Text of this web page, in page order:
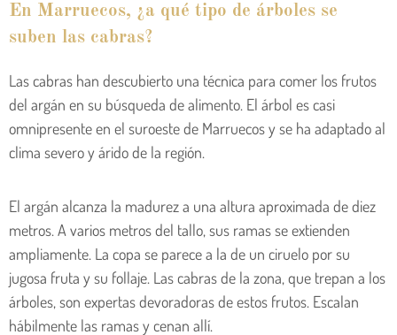
En Marruecos, ¿a qué tipo de árboles se
suben las cabras?
Las cabras han descubierto una técnica para comer los frutos
del argán en su búsqueda de alimento. El árbol es casi
omnipresente en el suroeste de Marruecos y se ha adaptado al
clima severo y árido de la región.
El argán alcanza la madurez a una altura aproximada de diez
metros. A varios metros del tallo, sus ramas se extienden
ampliamente. La copa se parece a la de un ciruelo por su
jugosa fruta y su follaje. Las cabras de la zona, que trepan a los
árboles, son expertas devoradoras de estos frutos. Escalan
hábilmente las ramas y cenan allí.